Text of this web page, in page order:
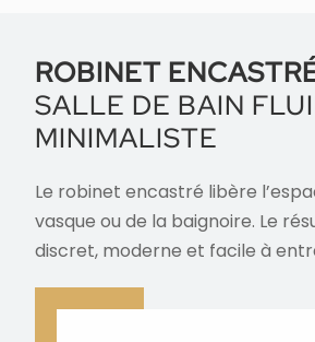
ROBINET
SALLE DE BAIN
MINIMALISTE
Le robinet encastré libère
vasque ou de la baignoire. Le
discret, moderne et facile à